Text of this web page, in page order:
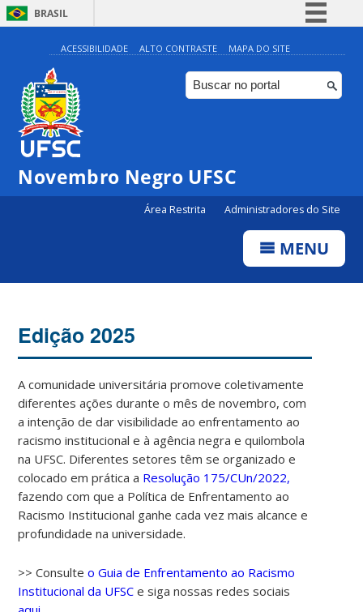
BRASIL
Simplifique!
Comunica BR
Participe
ACESSIBILIDADE ALTO CONTRASTE MAPA DO SITE
Novembro Negro UFSC
Área Restrita Administradores do Site
MENU
Edição 2025
A comunidade universitária promove coletivamente
diferentes ações durante o mês de novembro, com
a intenção de dar visibilidade ao enfrentamento ao
racismo institucional e à agência negra e quilombola
na UFSC. Diferentes setores têm se organizado e
colocado em prática a Resolução 175/CUn/2022,
fazendo com que a Política de Enfrentamento ao
Racismo Institucional ganhe cada vez mais alcance e
profundidade na universidade.
>> Consulteo Guia de Enfrentamento ao Racismo
Institucional da UFSC e siga nossas redes sociais
00:00